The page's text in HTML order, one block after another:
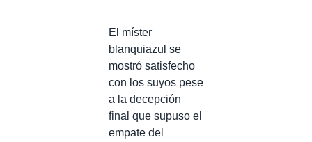
El míster
blanquiazul se
mostró satisfecho
con los suyos pese
a la decepción
final que supuso el
empate del